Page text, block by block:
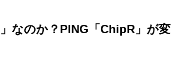
なのか？PING「ChipR」が変